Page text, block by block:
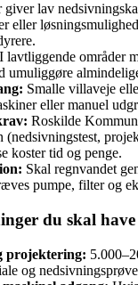
giver lav
eller
I lavtliggende områder
umuliggøre
Smalle villaveje
eller manuel
Roskilde
(nedsivningstest,
koster tid og penge.
Skal regnvandet
pumpe, filter og
du skal
projektering:
og